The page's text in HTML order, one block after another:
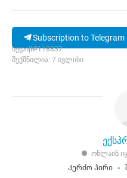
Subscription to Telegram
ხედი|№118837
შექმნილია: 7 ივლისი
ონლაინ
Კერძო პირი